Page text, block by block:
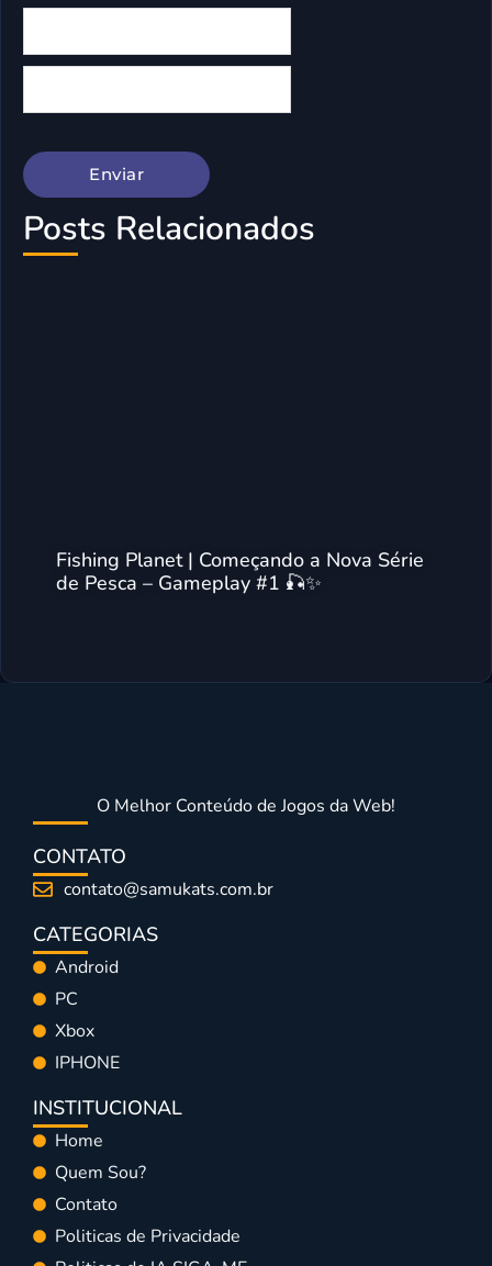
Posts Relacionados
Fishing Planet | Começando a Nova Série
de Pesca – Gameplay #1 🎣✨
O Melhor Conteúdo de Jogos da Web!
CONTATO
contato@samukats.com.br
CATEGORIAS
Android
PC
Xbox
IPHONE
INSTITUCIONAL
Home
Quem Sou?
Contato
Politicas de Privacidade